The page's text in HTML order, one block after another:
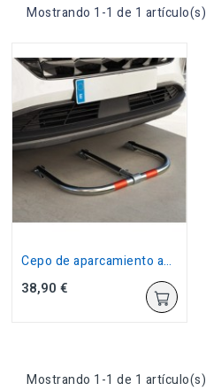
Mostrando 1-1 de 1 artículo(s)
Cepo de aparcamiento abatible
38,90 €
Mostrando 1-1 de 1 artículo(s)